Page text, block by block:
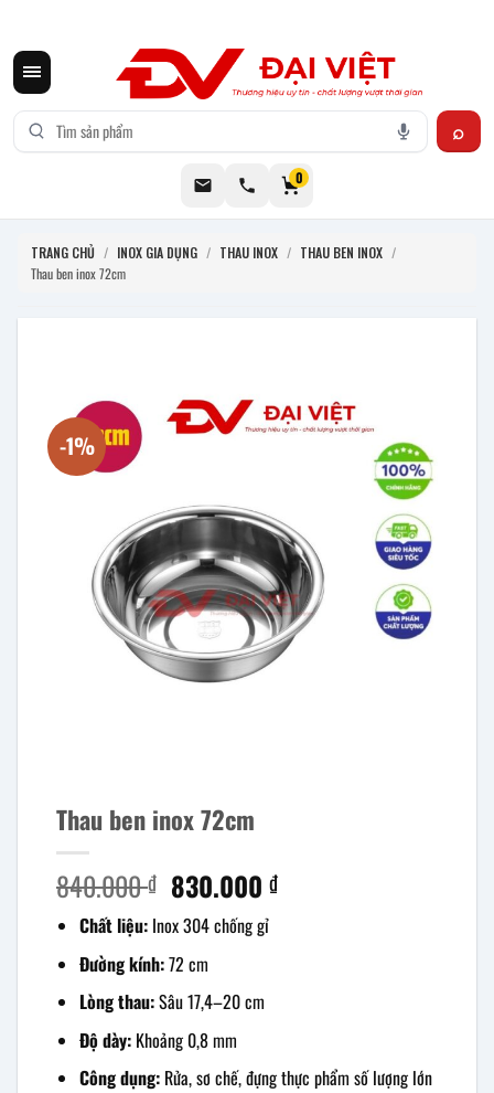
0
TRANG CHỦ / INOX GIA DỤNG / THAU INOX / THAU BEN INOX /
Thau ben inox 72cm
-1%
Thau ben inox 72cm
840.000₫ Giá
gốc
là:
840.000 ₫.
830.000₫
Chất liệu:Inox 304 chống gỉ
Đường kính:72 cm
Lòng thau:Sâu 17,4–20 cm
Độ dày:Khoảng 0,8 mm
Công dụng:Rửa, sơ chế, đựng thực phẩm số lượng lớn